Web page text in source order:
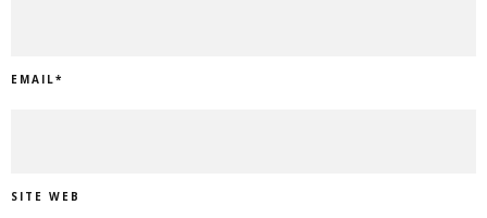
EMAIL*
SITE WEB